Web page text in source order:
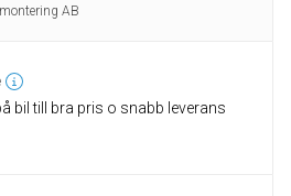
AB
bil till bra pris o snabb leverans